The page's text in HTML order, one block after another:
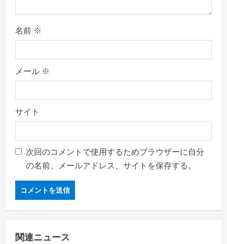
名前 ※
メール ※
サイト
次回のコメントで使用するためブラウザーに自分
の名前、メールアドレス、サイトを保存する。
関連ニュース